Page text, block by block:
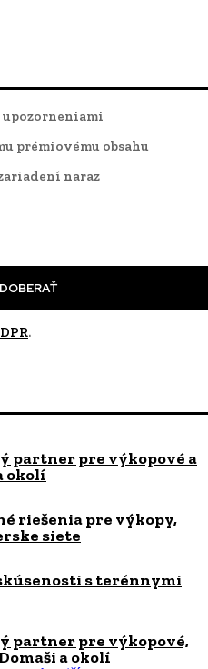
upozorneniami
prémiovému obsahu
naraz
.
partner pre výkopové a
okolí
riešenia pre výkopy,
siete
s terénnymi
partner pre výkopové,
a okolí